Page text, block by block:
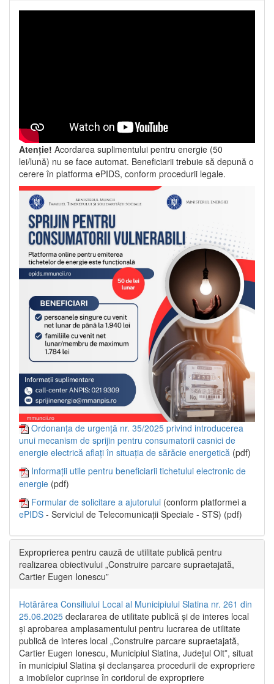
Atenție! Acordarea suplimentului pentru energie (50
lei/lună) nu se face automat. Beneficiarii trebuie să depună o
cerere în platforma ePIDS, conform procedurii legale.
Ordonanța de urgență nr. 35/2025 privind introducerea
unui mecanism de sprijin pentru consumatorii casnici de
energie electrică aflați în situația de sărăcie energetică (pdf)
Informații utile pentru beneficiarii tichetului electronic de
energie (pdf)
Formular de solicitare a ajutorului (conform platformei a
ePIDS - Serviciul de Telecomunicații Speciale - STS) (pdf)
Exproprierea pentru cauză de utilitate publică pentru
realizarea obiectivului „Construire parcare supraetajată,
Cartier Eugen Ionescu”
Hotărârea Consiliului Local al Municipiului Slatina nr. 261 din
25.06.2025 declararea de utilitate publică și de interes local
și aprobarea amplasamentului pentru lucrarea de utilitate
publică de interes local „Construire parcare supraetajată,
Cartier Eugen Ionescu, Municipiul Slatina, Județul Olt”, situat
în municipiul Slatina și declanșarea procedurii de expropriere
a imobilelor cuprinse în coridorul de expropriere